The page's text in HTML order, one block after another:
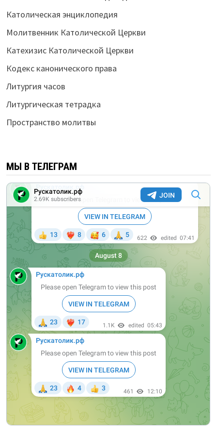
Католическая энциклопедия
Молитвенник Католической Церкви
Катехизис Католической Церкви
Кодекс канонического права
Литургия часов
Литургическая тетрадка
Пространство молитвы
МЫ В ТЕЛЕГРАМ